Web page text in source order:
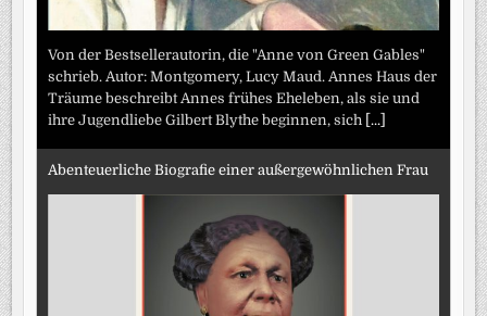
Von der Bestsellerautorin, die "Anne von Green Gables"
schrieb. Autor: Montgomery, Lucy Maud. Annes Haus der
Träume beschreibt Annes frühes Eheleben, als sie und
ihre Jugendliebe Gilbert Blythe beginnen, sich [...]
Abenteuerliche Biografie einer außergewöhnlichen Frau